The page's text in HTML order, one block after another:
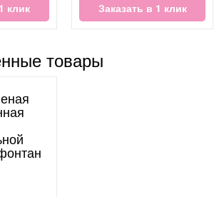
клик
Заказать в 1 клик
товары